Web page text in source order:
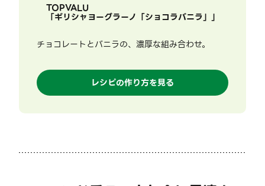
TOPVALU
「ギリシャヨーグラーノ「ショコラバニラ」 」
チョコレートとバニラの、濃厚な組み合わせ。
レシピの作り方を見る